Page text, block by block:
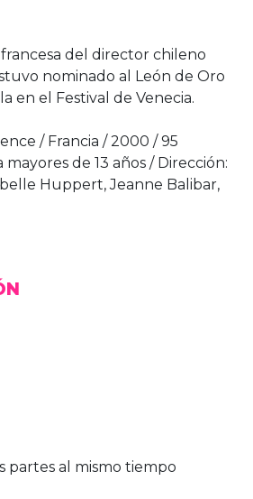
del director chileno
nominado al León de Oro
en el Festival de Venecia.
/ Francia / 2000 / 95
de 13 años / Dirección:
Huppert, Jeanne Balibar,
partes al mismo tiempo